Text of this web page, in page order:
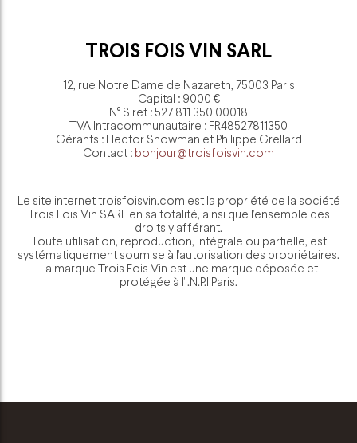
TROIS FOIS VIN SARL
12, rue Notre Dame de Nazareth, 75003 Paris
Capital : 9000 €
N° Siret : 527 811 350 00018
TVA Intracommunautaire : FR48527811350
Gérants : Hector Snowman et Philippe Grellard
Contact : bonjour@troisfoisvin.com
Le site internet troisfoisvin.com est la propriété de la société
Trois Fois Vin SARL en sa totalité, ainsi que l’ensemble des
droits y afférant.
Toute utilisation, reproduction, intégrale ou partielle, est
systématiquement soumise à l’autorisation des propriétaires.
La marque Trois Fois Vin est une marque déposée et
protégée à l’I.N.P.I Paris.